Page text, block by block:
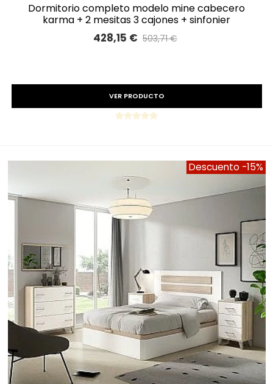
dormitorio completo modelo mine cabecero
karma + 2 mesitas 3 cajones + sinfonier
428,15 € 503,71 €
VER PRODUCTO
Descuento -15%